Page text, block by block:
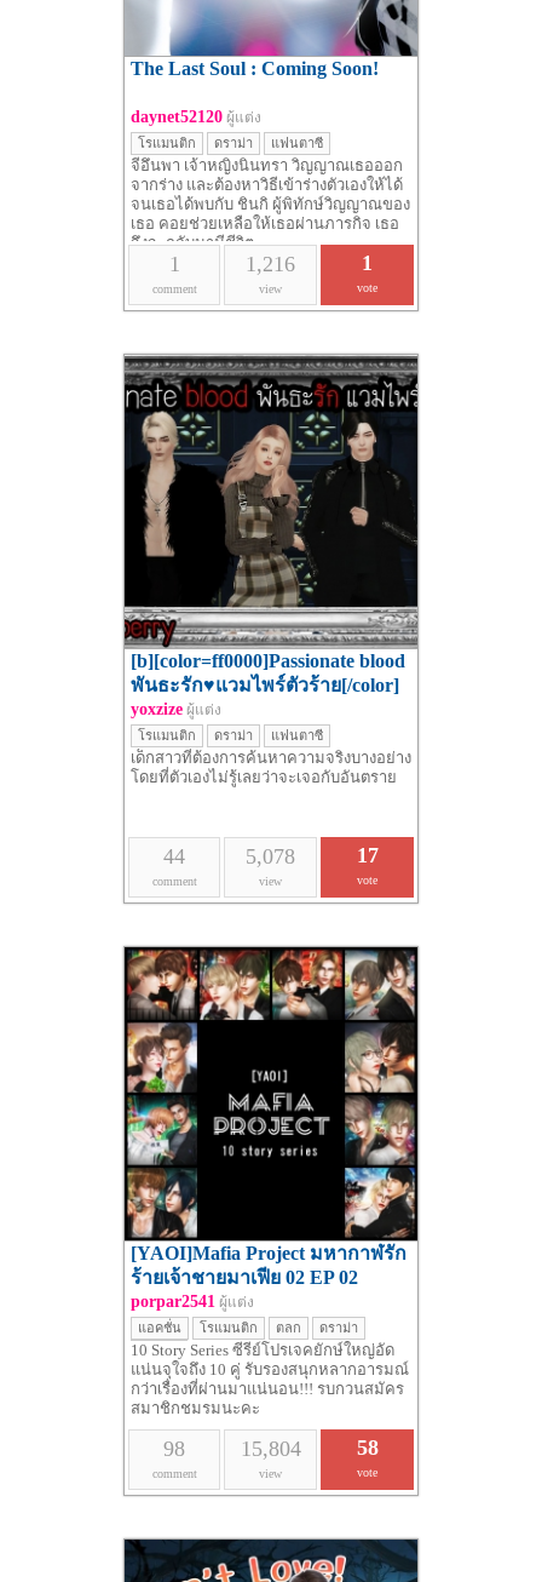
The Last Soul : Coming Soon!
daynet52120 ผู้แต่ง
โรแมนติก ดราม่า แฟนตาซี
จีอึนพา เจ้าหญิงนินทรา วิญญาณเธอออก
จากร่าง และต้องหาวิธีเข้าร่างตัวเองให้ได้
จนเธอได้พบกับ ชินกิ ผู้พิทักษ์วิญญาณของ
เธอ คอยช่วยเหลือให้เธอผ่านภารกิจ เธอ
จึงจะกลับมามีชีวิต...
1
comment
1,216
view
1
vote
[b][color=ff0000]Passionate blood
พันธะรัก♥แวมไพร์ตัวร้าย[/color]
[/b]
yoxzize ผู้แต่ง
โรแมนติก ดราม่า แฟนตาซี
เด็กสาวที่ต้องการค้นหาความจริงบางอย่าง
โดยที่ตัวเองไม่รู้เลยว่าจะเจอกับอันตราย
44
comment
5,078
view
17
vote
[YAOI]Mafia Project มหากาฬรัก
ร้ายเจ้าชายมาเฟีย 02 EP 02
[NEW!!]
porpar2541 ผู้แต่ง
แอคชั่น โรแมนติก ตลก
ดราม่า
สืบสวน
10 Story Series ซีรีย์โปรเจคยักษ์ใหญ่อัด
แน่นจุใจถึง 10 คู่ รับรองสนุกหลากอารมณ์
กว่าเรื่องที่ผ่านมาแน่นอน!!! รบกวนสมัคร
สมาชิกชมรมนะคะ
98
comment
15,804
view
58
vote